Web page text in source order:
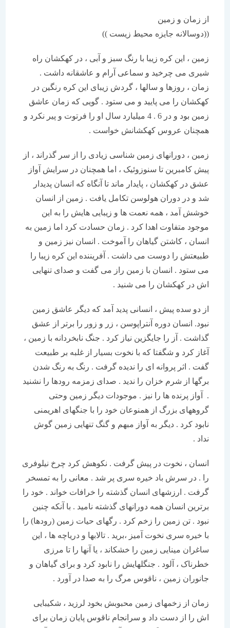
از زمان و زمین
((دوسالانه جایزه محیط زیست ))
زمین ، این کره زیبا با رنگ سبز و آبی ، در کهکشان راه
شیری می چرخید و سماعی آرام و عاشقانه داشت .
زمان ، روزها و سالها ، گردش زیبای این کره رنگین در
کهکشان را می پایید و می ستود . گویی که زمان عاشق
زمین بود و در 6 . 4 میلیارد سال او را فرتوت و پیر نکرد و
همچنان عروس کهکشانش خواست .
زمین ، دورانهای زمین شناسی زیادی را از سر گذراند ، از
پیش کامبرین تا سنوزوئیک ، اما همچنان در سرایش آواز
عشق در کهکشان ، پایدار ماند تا آنگاه که انسان پدیدار
شد و در دوران هولوسن تکامل یافت . زمین از انسان
خوشش آمد ، همه نعمت ها و زیبایی هایش را به این
موجود متفاوت اهدا کرد . زمان حسادت کرد اما زمین به
انسان ، کاشتن گیاهان را آموخت . انسان نیز زمین و
طبیعتش را دوست می داشت . آفریننده این کره زیبا را
می ستود . انسان با زمین راز می گفت و صدای تنهایی
اش در کهکشان را می شنید .
از دو سده پیش ، انسانی پدید آمد که دیگر عاشق زمین
نبود. انسان دوره آنتراپوسن ، زر و زور را برتر از عشق
گذاشت . آز را جایگزین نیاز کرد . جنگ نابخردانه با زمین ،
آغاز کرد و شگفتا که با نخوت بسیار از غلبه بر طبیعت
گفت . اثر پروانه ای را ندیده گرفت . رنگ به رنگ شدن
برگها از شرم خزان را ندید . صدای زمزمه رودها را نشنید
. آواز پرنده ها را نیز . موجودات دیگر زمین وحتی
گروههای بزرگ از همنوعان خود را با جنگهای اهریمنی
نابود کرد . دیگر به آواز مبهم و گنگ تنهایی زمین گوش
انسان ، نخوت در پیش گرفت . نکوهش کرد چرخ نیلوفری
را . در سرش باد خیره سری پر شد . معانی را به تمسخر
گرفت . ارزشهای انسان گذشته را خرافات خواند . خود را
برترین انسان همه دورانهای گذشته نامید . با آنکه چنین
نبود . تن زمین را زخم کرد . رگهای حیات زمین (رودها) را
با خیره سری نخوت آمیز ،برید . تالابها و دریاچه ها ، این
ساغران مینایی زمین را خشکاند ، یا آنها را تا مرزی
خطرناک ، آلود . جنگلهایش را نابود کرد و برای گیاهان و
جانوران زمین ، ناقوس مرگ را به صدا در آورد .
زمان از زخمهای زمین محبوبش بخود لرزید ، شکیبایی
اش را از دست داد و سرانجام ناقوس پایان زمان برای